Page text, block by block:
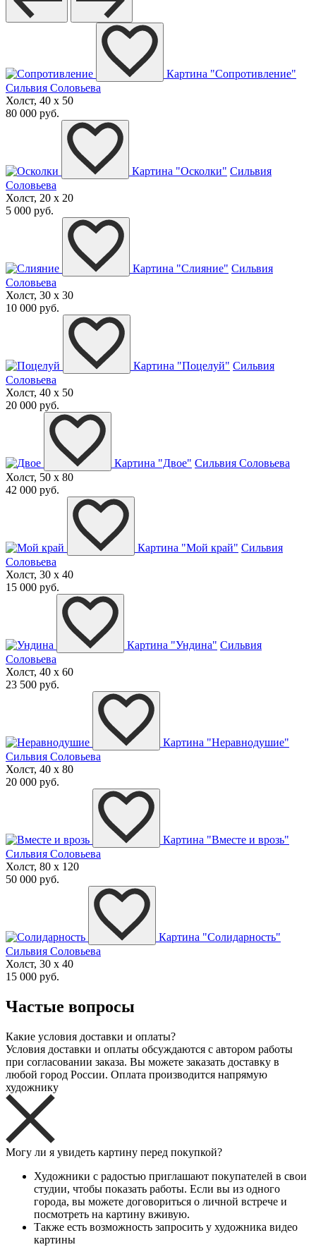
Картина "Сопротивление"
Сильвия Соловьева
Холст, 40 x 50
80 000 руб.
Картина "Осколки" Сильвия
Соловьева
Холст, 20 x 20
5 000 руб.
Картина "Слияние" Сильвия
Соловьева
Холст, 30 x 30
10 000 руб.
Картина "Поцелуй" Сильвия
Соловьева
Холст, 40 x 50
20 000 руб.
Картина "Двое" Сильвия Соловьева
Холст, 50 x 80
42 000 руб.
Картина "Мой край" Сильвия
Соловьева
Холст, 30 x 40
15 000 руб.
Картина "Ундина" Сильвия
Соловьева
Холст, 40 x 60
23 500 руб.
Картина "Неравнодушие"
Сильвия Соловьева
Холст, 40 x 80
20 000 руб.
Картина "Вместе и врозь"
Сильвия Соловьева
Холст, 80 x 120
50 000 руб.
Картина "Солидарность"
Сильвия Соловьева
Холст, 30 x 40
15 000 руб.
Частые вопросы
Какие условия доставки и оплаты?
Условия доставки и оплаты обсуждаются с автором работы
при согласовании заказа. Вы можете заказать доставку в
любой город России. Оплата производится напрямую
художнику
Могу ли я увидеть картину перед покупкой?
Художники с радостью приглашают покупателей в свои
студии, чтобы показать работы. Если вы из одного
города, вы можете договориться о личной встрече и
посмотреть на картину вживую.
Также есть возможность запросить у художника видео
картины